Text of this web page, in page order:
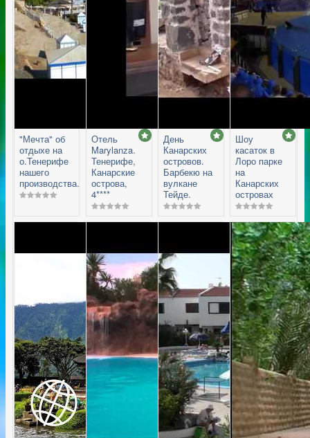
"Мечта" об
отдыхе на
о.Тенерифе
нашего
производства.
Отель
Marylanza.
Тенерифе,
Канарские
острова,
4****
День
Канарских
островов.
Барбекю на
вулкане
Тейде.
Шоу
касаток в
Лоро парке
на
Канарских
островах